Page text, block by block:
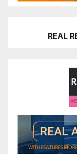
REAL